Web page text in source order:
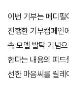
이번 기부는 메디필
진행한 기부캠페인
속 모델 발탁 기념
한다는 내용의 피드
선한 마음씨를 릴레